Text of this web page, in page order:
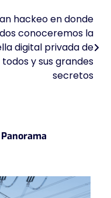
hackeo en donde
conoceremos la
digital privada de
todos y sus grandes
secretos